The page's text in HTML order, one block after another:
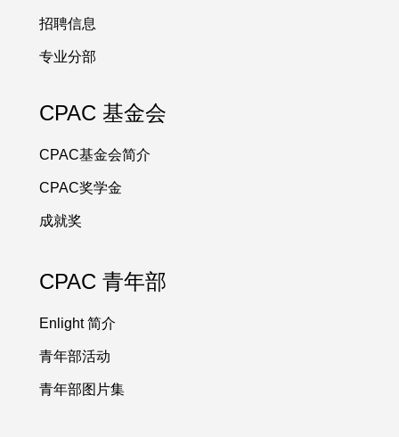
招聘信息
专业分部
CPAC 基金会
CPAC基金会简介
CPAC奖学金
成就奖
CPAC 青年部
Enlight 简介
青年部活动
青年部图片集